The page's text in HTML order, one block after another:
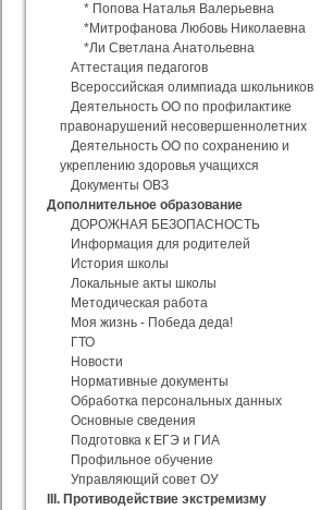
* Попова Наталья Валерьевна
*Митрофанова Любовь Николаевна
*Ли Светлана Анатольевна
Аттестация педагогов
Всероссийская олимпиада школьников
Деятельность ОО по профилактике
правонарушений несовершеннолетних
Деятельность ОО по сохранению и
укреплению здоровья учащихся
Документы ОВЗ
Дополнительное образование
ДОРОЖНАЯ БЕЗОПАСНОСТЬ
Информация для родителей
История школы
Локальные акты школы
Методическая работа
Моя жизнь - Победа деда!
ГТО
Новости
Нормативные документы
Обработка персональных данных
Основные сведения
Подготовка к ЕГЭ и ГИА
Профильное обучение
Управляющий совет ОУ
III. Противодействие экстремизму